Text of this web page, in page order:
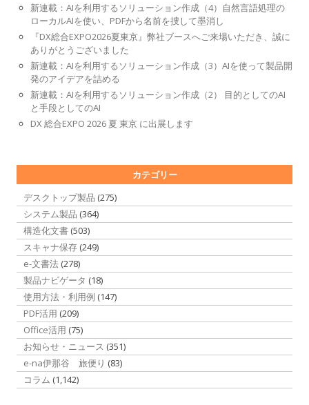
新連載：AIを利用するソリューション作成（4）自然言語処理の
ローカルAIを使い、PDFから名前を捜して墨消し
『DX総合EXPO2026夏東京』弊社ブースへご来場いただき、誠に
ありがとうございました
新連載：AIを利用するソリューション作成（3）AIを使って製品開
発のアイデアを詰める
新連載：AIを利用するソリューション作成（2） 目的としてのAI
と手段としてのAI
DX 総合EXPO 2026 夏 東京 に出展します
カテゴリー
デスクトップ製品 (275)
システム製品 (364)
構造化文書 (503)
スキャナ保存 (249)
e-文書法 (278)
製品ナビゲータ (18)
使用方法・利用例 (147)
PDF活用 (209)
Office活用 (75)
お知らせ・ニュース (351)
e-na伊那谷 旅便り (83)
コラム (1,142)